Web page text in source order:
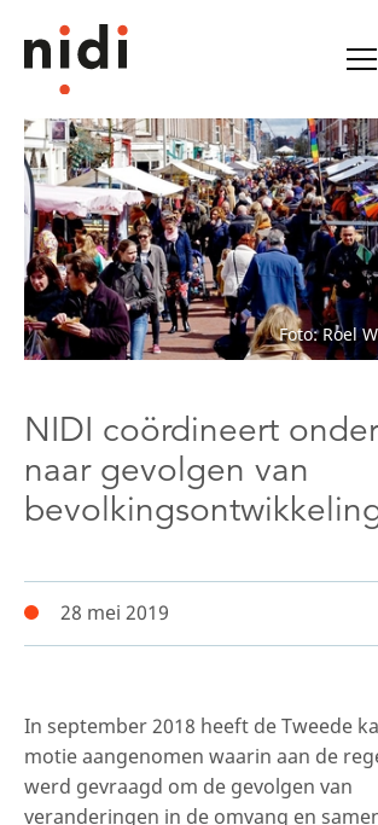
Foto: Roel
NIDI coördineert
naar gevolgen van
28 mei 2019
In september 2018 heeft de Tweede
motie aangenomen waarin aan de
werd gevraagd om de gevolgen van
veranderingen in de omvang en